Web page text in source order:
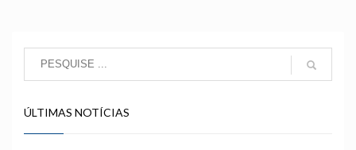
ÚLTIMAS NOTÍCIAS